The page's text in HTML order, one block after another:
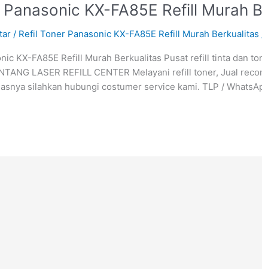
KX-FA85E Refill Murah
/ Refil Toner Panasonic KX-FA85E Refill Murah Berkualitas
KX-FA85E Refill Murah Berkualitas Pusat refill tinta dan
LASER REFILL CENTER Melayani refill toner, Jual
silahkan hubungi costumer service kami. TLP /